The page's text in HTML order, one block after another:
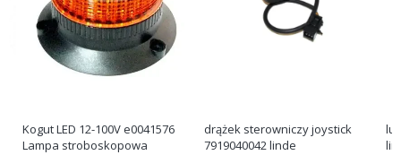
Kogut LED 12-100V e0041576
Lampa stroboskopowa
drążek sterowniczy joystick
7919040042 linde